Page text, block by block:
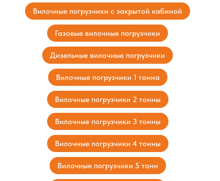
Вилочные погрузчики с закрытой кабиной
Газовые вилочные погрузчики
Дизельные вилочные погрузчики
Вилочные погрузчики 1 тонна
Вилочные погрузчики 2 тонны
Вилочные погрузчики 3 тонны
Вилочные погрузчики 4 тонны
Вилочные погрузчики 5 тонн